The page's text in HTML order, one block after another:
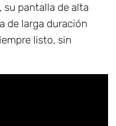
su pantalla de alta
de larga duración
listo, sin